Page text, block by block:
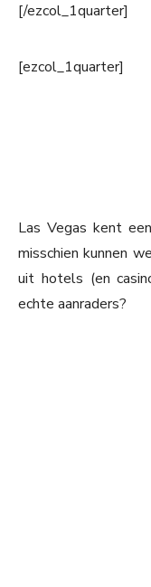
[/ezcol_1quarter]
[ezcol_1quarter]
Las Vegas kent
misschien kunnen
uit hotels (en
echte aanraders?